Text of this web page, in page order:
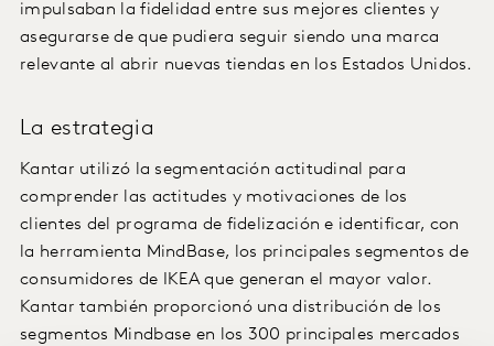
impulsaban la fidelidad entre sus mejores clientes y
asegurarse de que pudiera seguir siendo una marca
relevante al abrir nuevas tiendas en los Estados Unidos.
La estrategia
Kantar utilizó la segmentación actitudinal para
comprender las actitudes y motivaciones de los
clientes del programa de fidelización e identificar, con
la herramienta MindBase, los principales segmentos de
consumidores de IKEA que generan el mayor valor.
Kantar también proporcionó una distribución de los
segmentos Mindbase en los 300 principales mercados